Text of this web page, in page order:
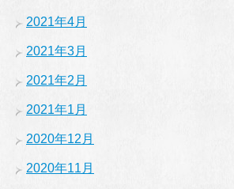
2021年4月
2021年3月
2021年2月
2021年1月
2020年12月
2020年11月